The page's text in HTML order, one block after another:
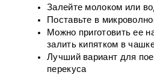
Залейте молоком или
Поставьте в
Можно приготовить ее
залить кипятком в
Лучший вариант для
перекуса